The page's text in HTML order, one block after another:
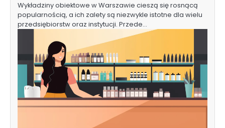
Wykładziny obiektowe w Warszawie cieszą się rosnącą
popularnością, a ich zalety są niezwykle istotne dla wielu
przedsiębiorstw oraz instytucji. Przede…